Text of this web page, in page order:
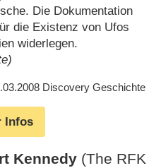
Die Dokumentation
die Existenz von Ufos
widerlegen.
Discovery Geschichte
Infos
Kennedy (The RFK